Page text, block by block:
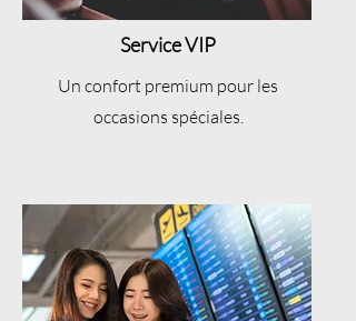
Service VIP
Un confort premium pour les
occasions spéciales.